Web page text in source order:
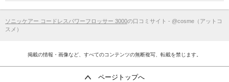
ソニッケアー コードレスパワーフロッサー 3000の口コミサイト - @cosme（アットコ
スメ）
掲載の情報・画像など、すべてのコンテンツの無断複写、転載を禁じます。
ページトップへ